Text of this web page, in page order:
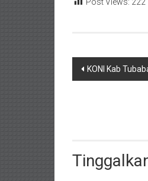
Navigasi
KONI Kab